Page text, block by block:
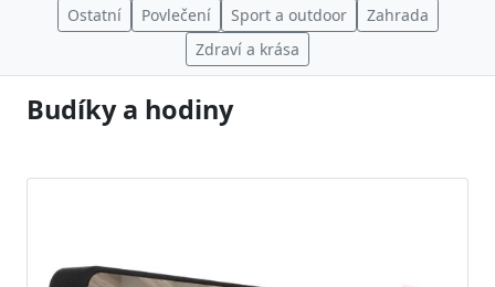
Ostatní
Povlečení Sport a outdoor
Zahrada
Zdraví a krása
Budíky a hodiny